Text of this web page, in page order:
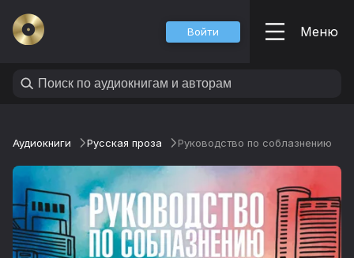
Войти Меню
Аудиокниги Русская проза Руководство по соблазнению